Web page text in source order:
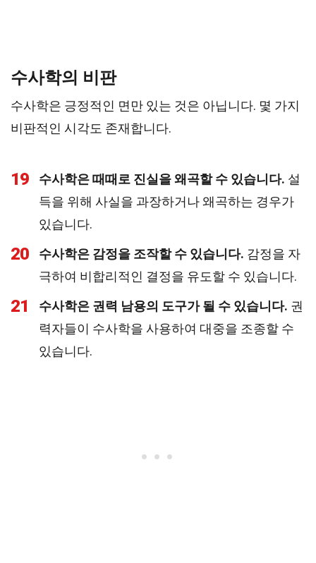
수사학의 비판
수사학은 긍정적인 면만 있는 것은 아닙니다. 몇 가지
비판적인 시각도 존재합니다.
19 수사학은 때때로 진실을 왜곡할 수 있습니다. 설
득을 위해 사실을 과장하거나 왜곡하는 경우가
있습니다.
20 수사학은 감정을 조작할 수 있습니다. 감정을 자
극하여 비합리적인 결정을 유도할 수 있습니다.
21 수사학은 권력 남용의 도구가 될 수 있습니다. 권
력자들이 수사학을 사용하여 대중을 조종할 수
있습니다.